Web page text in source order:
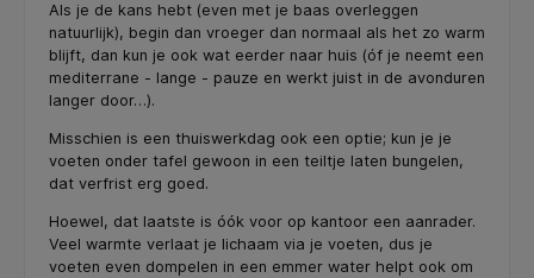
Als je de kans hebt (even met je baas overleggen
natuurlijk), begin dan vroeger dan normaal als het zo warm
blijft, dan kun je ook wat eerder naar huis (óf je neemt een
mediterrane - lange - pauze en werkt juist in de avonduren
langer door…).
Misschien is een thuiswerkdag ook een optie; kun je je
voeten onder tafel gewoon in een teiltje laten bungelen,
dat verfrist erg goed.
Hoewel, dat laatste is óók voor op kantoor een aanrader.
Veel warmte verlaat je lichaam via je voeten, dus je
voeten even dompelen in een emmer water helpt ook om